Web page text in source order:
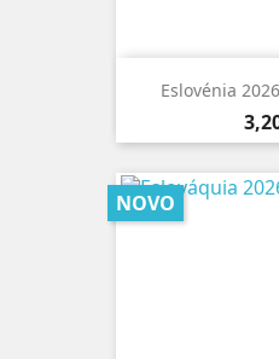
Eslovénia
NOVO